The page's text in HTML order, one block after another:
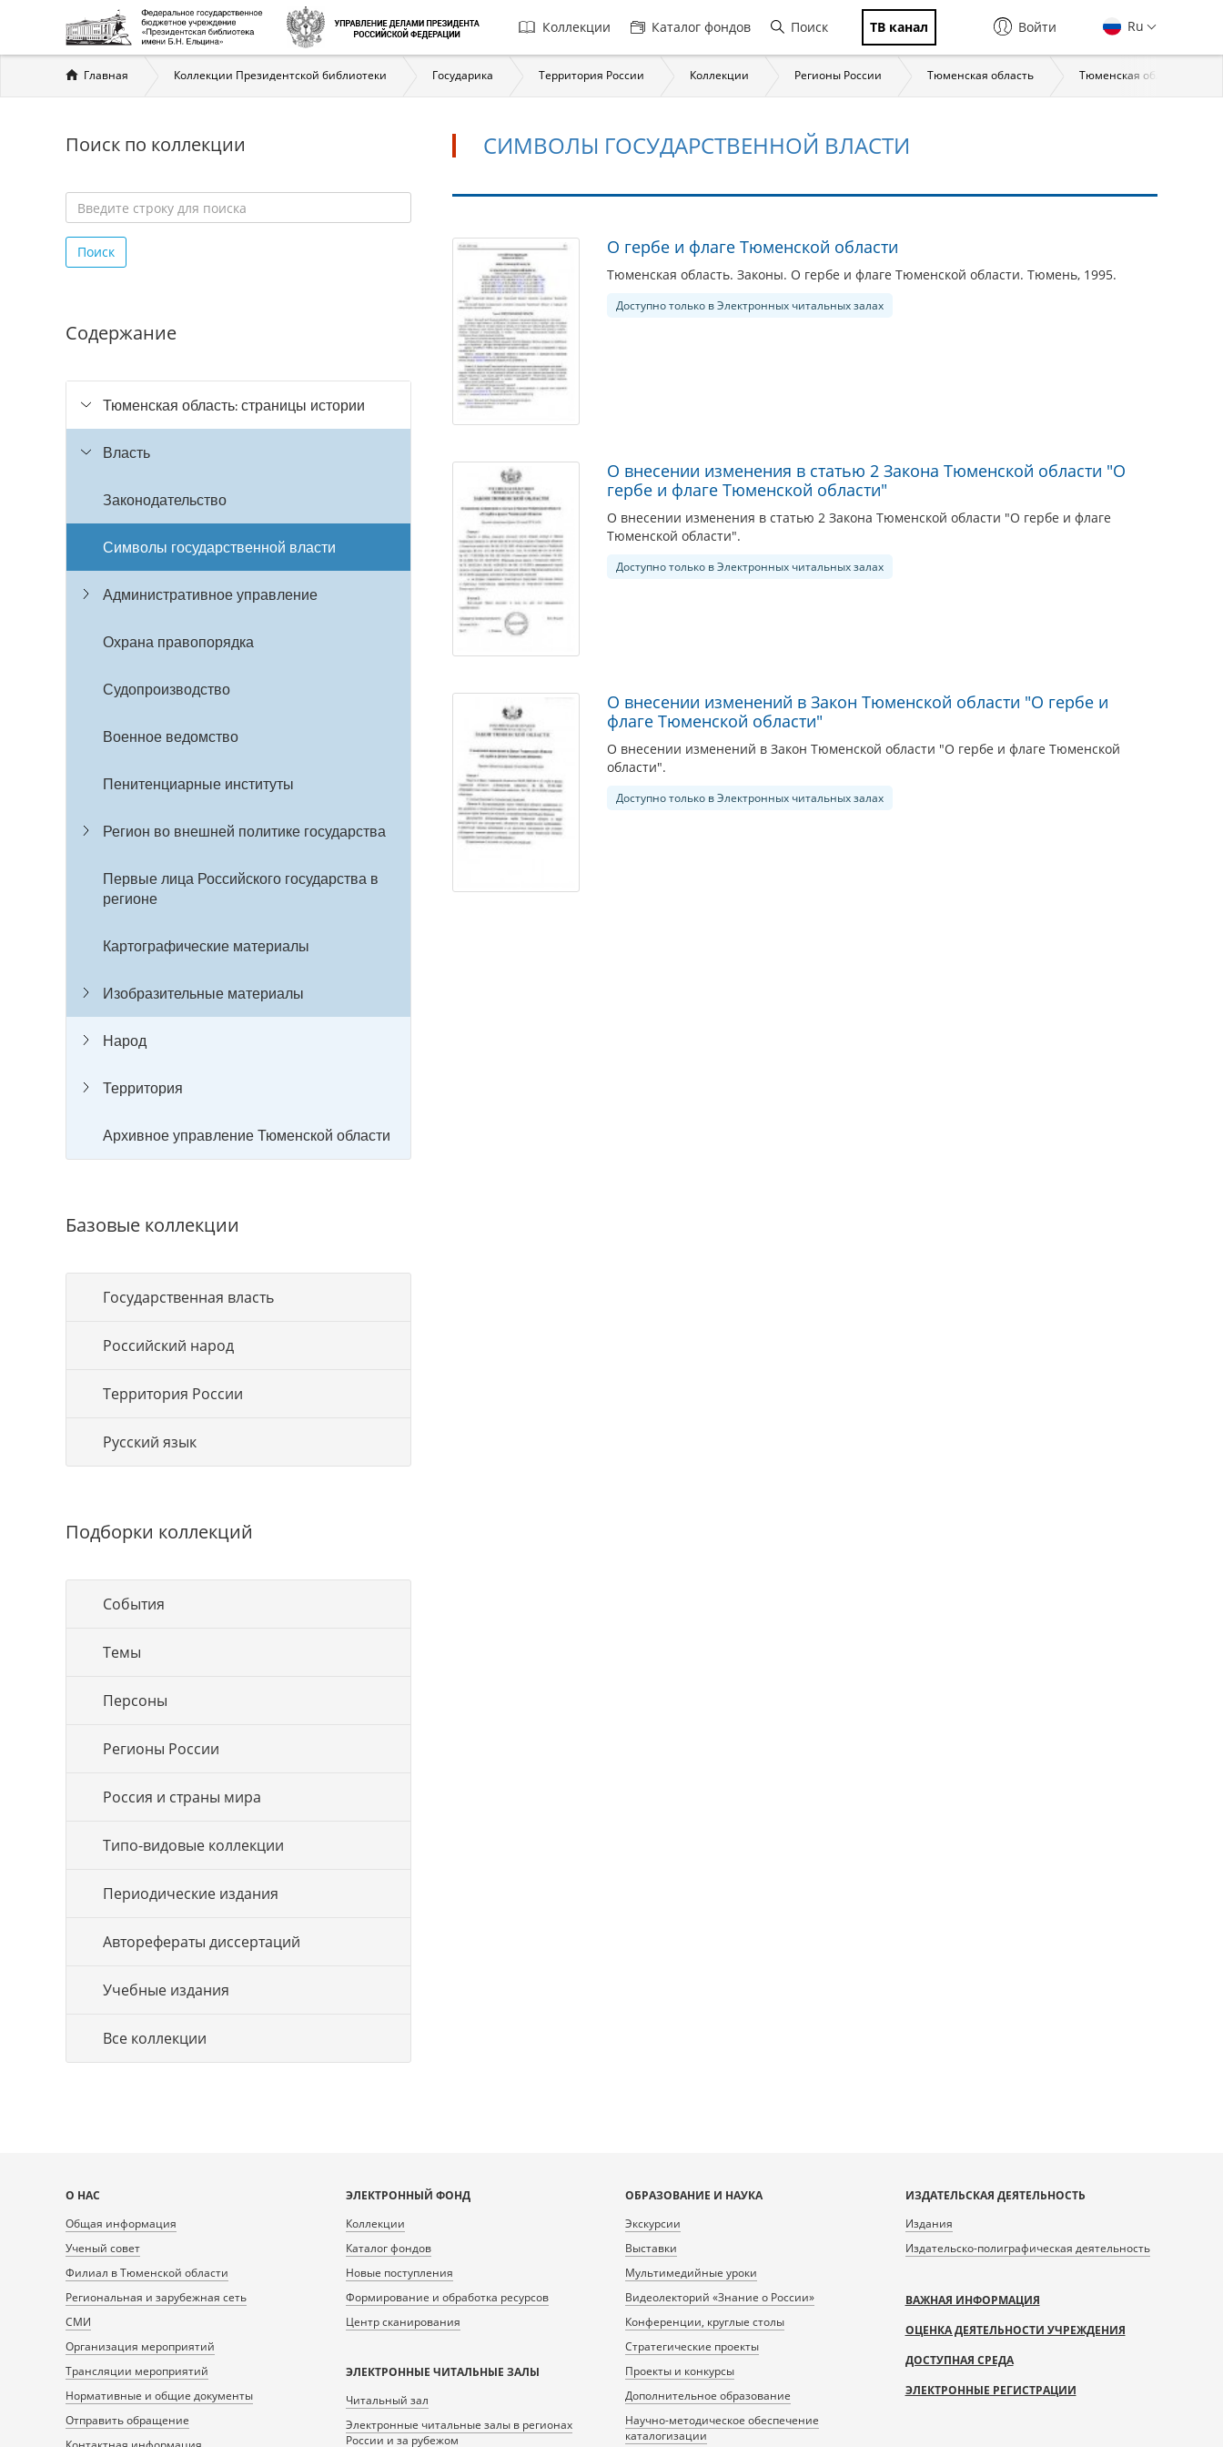
Главная
навигация
Коллекции Каталог фондов Поиск ТВ канал Ru
Войти
Вы
здесь
Главная Коллекции Президентской библиотеки Государика Территория России Коллекции Регионы России Тюменская область Тюменская область:
Поиск по коллекции
строку
для
Поиск
Содержание
Тюменская область: страницы истории
Власть
Законодательство
Символы государственной власти
Административное управление
Охрана правопорядка
Судопроизводство
Военное ведомство
Пенитенциарные институты
Регион во внешней политике государства
Первые лица Российского государства в
регионе
Картографические материалы
Изобразительные материалы
Народ
Территория
Архивное управление Тюменской области
Базовые коллекции
Государственная власть
Российский народ
Территория России
Русский язык
Подборки коллекций
События
Темы
Персоны
Регионы России
Россия и страны мира
Типо-видовые коллекции
Периодические издания
Авторефераты диссертаций
Учебные издания
Все коллекции
СИМВОЛЫ ГОСУДАРСТВЕННОЙ ВЛАСТИ
Символы
государственной
власти
О гербе и флаге Тюменской области
Тюменская область. Законы. О гербе и флаге Тюменской области. Тюмень, 1995.
Доступно только в Электронных читальных залах
О внесении изменения в статью 2 Закона Тюменской области "О
гербе и флаге Тюменской области"
О внесении изменения в статью 2 Закона Тюменской области "О гербе и флаге
Тюменской области".
Доступно только в Электронных читальных залах
О внесении изменений в Закон Тюменской области "О гербе и
флаге Тюменской области"
О внесении изменений в Закон Тюменской области "О гербе и флаге Тюменской
области".
Доступно только в Электронных читальных залах
Карта
сайта
О НАС
Общая информация
Ученый совет
Филиал в Тюменской области
Региональная и зарубежная сеть
СМИ
Организация мероприятий
Трансляции мероприятий
Нормативные и общие документы
Отправить обращение
ЭЛЕКТРОННЫЙ ФОНД
Коллекции
Каталог фондов
Новые поступления
Формирование и обработка ресурсов
Центр сканирования
ЭЛЕКТРОННЫЕ ЧИТАЛЬНЫЕ ЗАЛЫ
Читальный зал
Электронные читальные залы в регионах
России и за рубежом
ОБРАЗОВАНИЕ И НАУКА
Экскурсии
Выставки
Мультимедийные уроки
Видеолекторий «Знание о России»
Конференции, круглые столы
Стратегические проекты
Проекты и конкурсы
Дополнительное образование
Научно-методическое обеспечение
каталогизации
ИЗДАТЕЛЬСКАЯ ДЕЯТЕЛЬНОСТЬ
Издания
Издательско-полиграфическая деятельность
ВАЖНАЯ ИНФОРМАЦИЯ
ОЦЕНКА ДЕЯТЕЛЬНОСТИ УЧРЕЖДЕНИЯ
ДОСТУПНАЯ СРЕДА
ЭЛЕКТРОННЫЕ РЕГИСТРАЦИИ